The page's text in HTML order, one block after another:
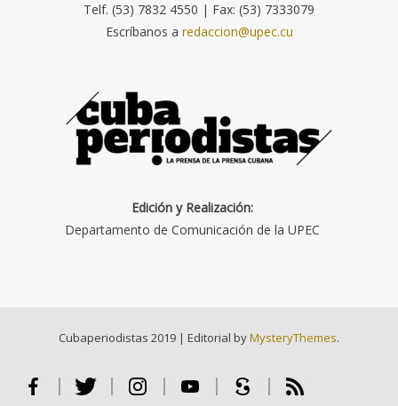
Telf. (53) 7832 4550 | Fax: (53) 7333079
Escríbanos a redaccion@upec.cu
Edición y Realización:
Departamento de Comunicación de la UPEC
Cubaperiodistas 2019 | Editorial byMysteryThemes.
Facebook Twitter Instagram Youtube Scribd RSS